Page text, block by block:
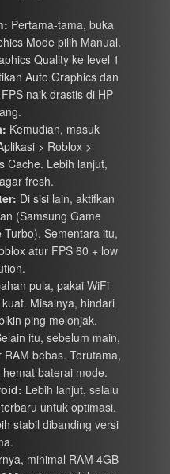
Pertama-tama, buka
Mode pilih Manual.
Quality ke level 1
Auto Graphics dan
naik drastis di HP
Kemudian, masuk
> Roblox >
Cache. Lebih lanjut,
fresh.
Di sisi lain, aktifkan
(Samsung Game
Sementara itu,
atur FPS 60 + low
pula, pakai WiFi
Misalnya, hindari
ping melonjak.
itu, sebelum main,
bebas. Terutama,
baterai mode.
Lebih lanjut, selalu
untuk optimasi.
stabil dibanding versi
minimal RAM 4GB